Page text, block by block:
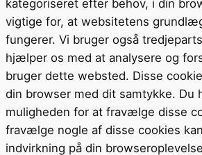
kategoriseret efter behov, i din
vigtige for, at websitetens
fungerer. Vi bruger også
hjælper os med at analysere og
bruger dette websted. Disse
din browser med dit samtykke. Du
muligheden for at fravælge disse
fravælge nogle af disse cookies
indvirkning på din